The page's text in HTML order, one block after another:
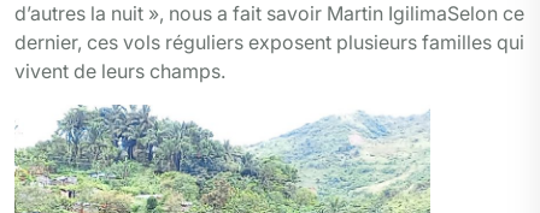
d’autres la nuit », nous a fait savoir Martin IgilimaSelon ce
dernier, ces vols réguliers exposent plusieurs familles qui
vivent de leurs champs.